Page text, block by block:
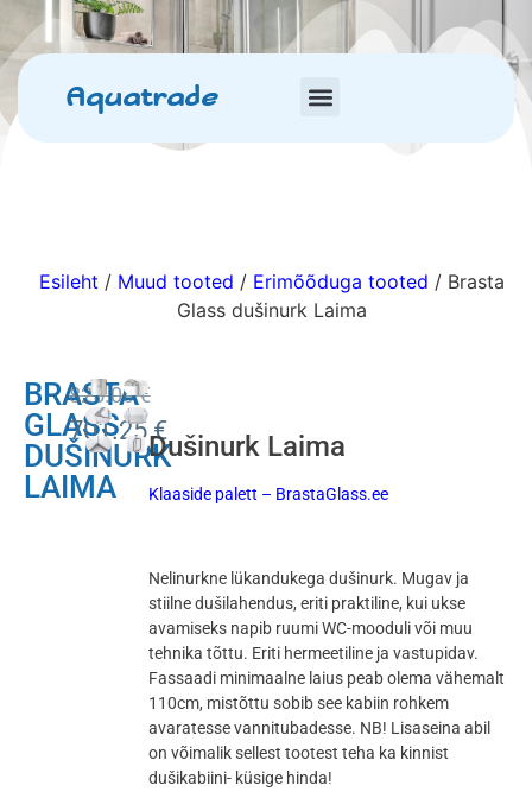
Aquatrade
Esileht / Muud tooted / Erimõõduga tooted / Brasta
Glass dušinurk Laima
BRASTA
GLASS
DUŠINURK
LAIMA
825.00€
701.25€
Dušinurk Laima
Klaaside palett – BrastaGlass.ee
Nelinurkne lükandukega dušinurk. Mugav ja
stiilne dušilahendus, eriti praktiline, kui ukse
avamiseks napib ruumi WC-mooduli või muu
tehnika tõttu. Eriti hermeetiline ja vastupidav.
Fassaadi minimaalne laius peab olema vähemalt
110cm, mistõttu sobib see kabiin rohkem
avaratesse vannitubadesse. NB! Lisaseina abil
on võimalik sellest tootest teha ka kinnist
dušikabiini- küsige hinda!